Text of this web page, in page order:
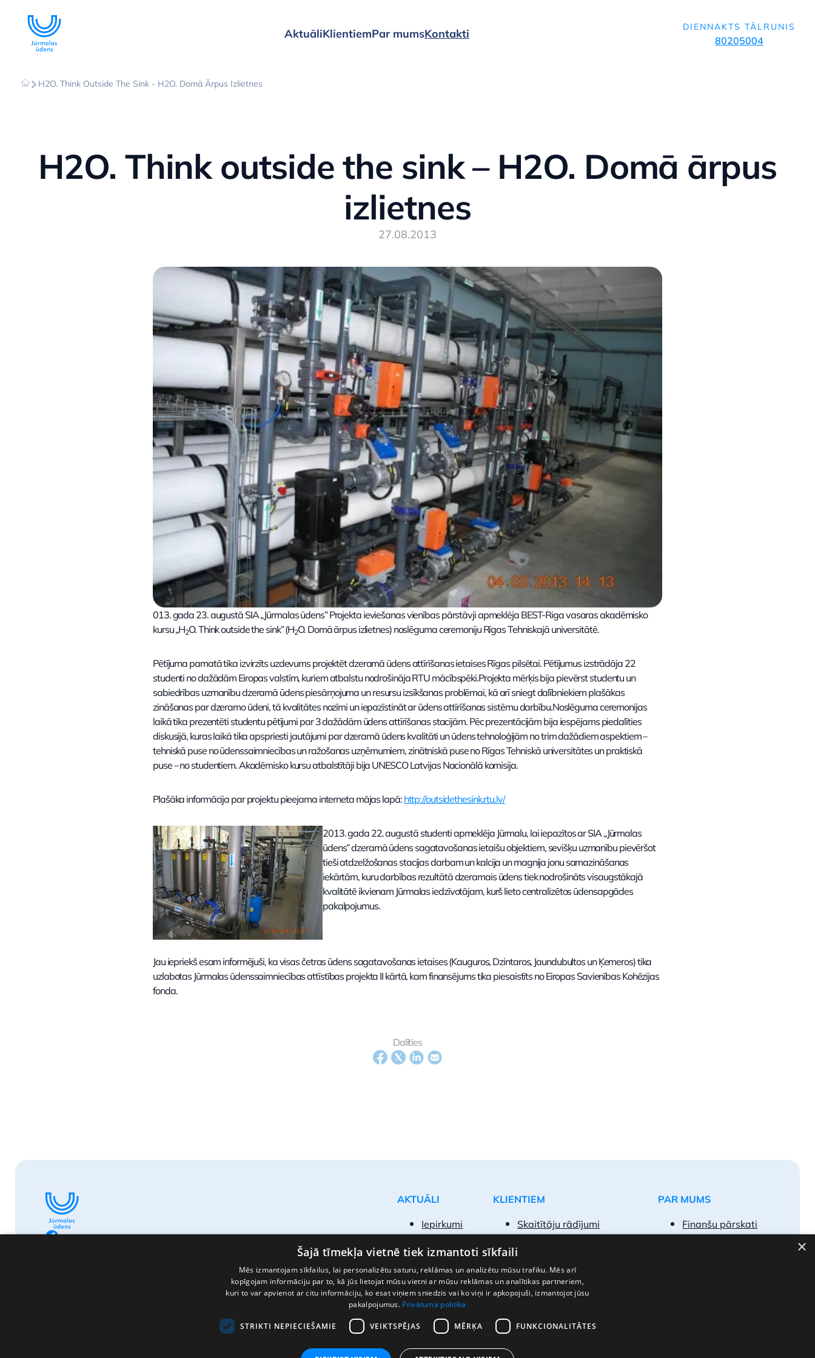
AktuāliKlientiemPar mumsKontakti DIENNAKTS TĀLRUNIS
80205004
H2O. Think Outside The Sink - H2O. Domā Ārpus Izlietnes
H2O. Think outside the sink – H2O. Domā ārpus
izlietnes
27.08.2013
013. gada 23. augustā SIA „Jūrmalas ūdens” Projekta ieviešanas vienības pārstāvji apmeklēja BEST-Riga vasaras akadēmisko
kursu „H2O. Think outside the sink” (H2O. Domā ārpus izlietnes) noslēguma ceremoniju Rīgas Tehniskajā universitātē.
Pētījuma pamatā tika izvirzīts uzdevums projektēt dzeramā ūdens attīrīšanas ietaises Rīgas pilsētai. Pētījumus izstrādāja 22
studenti no dažādām Eiropas valstīm, kuriem atbalstu nodrošināja RTU mācībspēki.Projekta mērķis bija pievērst studentu un
sabiedrības uzmanību dzeramā ūdens piesārņojuma un resursu izsīkšanas problēmai, kā arī sniegt dalībniekiem plašākas
zināšanas par dzeramo ūdeni, tā kvalitātes nozīmi un iepazīstināt ar ūdens attīrīšanas sistēmu darbību.Noslēguma ceremonijas
laikā tika prezentēti studentu pētījumi par 3 dažādām ūdens attīrīšanas stacijām. Pēc prezentācijām bija iespējams piedalīties
diskusijā, kuras laikā tika apspriesti jautājumi par dzeramā ūdens kvalitāti un ūdens tehnoloģijām no trim dažādiem aspektiem –
tehniskā puse no ūdenssaimniecības un ražošanas uzņēmumiem, zinātniskā puse no Rīgas Tehniskā universitātes un praktiskā
puse – no studentiem. Akadēmisko kursu atbalstītāji bija UNESCO Latvijas Nacionālā komisija.
Plašāka informācija par projektu pieejama interneta mājas lapā: http://outsidethesink.rtu.lv/
2013. gada 22. augustā studenti apmeklēja Jūrmalu, lai iepazītos ar SIA „Jūrmalas
ūdens” dzeramā ūdens sagatavošanas ietaišu objektiem, sevišķu uzmanību pievēršot
tieši atdzelžošanas stacijas darbam un kalcija un magnija jonu samazināšanas
iekārtām, kuru darbības rezultātā dzeramais ūdens tiek nodrošināts visaugstākajā
kvalitātē ikvienam Jūrmalas iedzīvotājam, kurš lieto centralizētos ūdensapgādes
pakalpojumus.
Jau iepriekš esam informējuši, ka visas četras ūdens sagatavošanas ietaises (Kauguros, Dzintaros, Jaundubultos un Ķemeros) tika
uzlabotas Jūrmalas ūdenssaimniecības attīstības projekta II kārtā, kam finansējums tika piesaistīts no Eiropas Savienības Kohēzijas
fonda.
Dalīties
AKTUĀLI
Iepirkumi
KLIENTIEM
Skaitītāju rādījumi
Biežāk uzdotie jautājumi
Pakalpojumu tarifi
Kā kļūt par klientu
PAR MUMS
Finanšu pārskati
×
Šajā tīmekļa vietnē tiek izmantoti sīkfaili
Mēs izmantojam sīkfailus, lai personalizētu saturu, reklāmas un analizētu mūsu trafiku. Mēs arī
kopīgojam informāciju par to, kā jūs lietojat mūsu vietni ar mūsu reklāmas un analītikas partneriem,
kuri to var apvienot ar citu informāciju, ko esat viņiem sniedzis vai ko viņi ir apkopojuši, izmantojot jūsu
pakalpojumus. Privātuma politika
STRIKTI NEPIECIEŠAMIE VEIKTSPĒJAS MĒRĶA FUNKCIONALITĀTES